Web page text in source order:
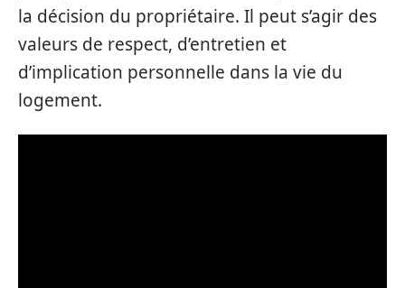
la décision du propriétaire. Il peut s’agir des
valeurs de respect, d’entretien et
d’implication personnelle dans la vie du
logement.